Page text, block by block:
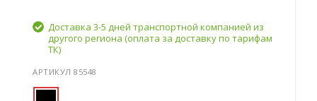
Доставка 3-5 дней транспортной компанией из
другого региона (оплата за доставку по тарифам
ТК)
АРТИКУЛ 85548